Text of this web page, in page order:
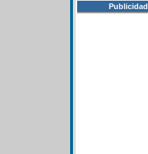
Publicidad